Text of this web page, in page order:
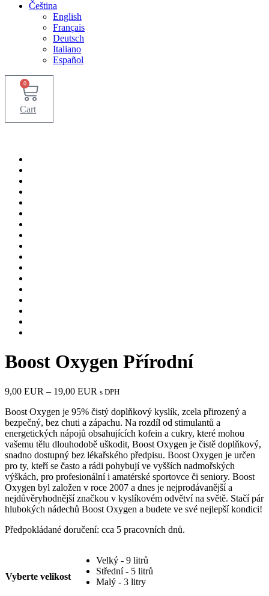
Čeština
English
Français
Deutsch
Italiano
Español
0
Cart
Boost Oxygen Přírodní
9,00 EUR – 19,00 EUR Rozpětí
9,00 EUR
až
19,00 EUR
s DPH
Boost Oxygen je 95% čistý doplňkový kyslík, zcela přirozený a
bezpečný, bez chuti a zápachu. Na rozdíl od stimulantů a
energetických nápojů obsahujících kofein a cukry, které mohou
vašemu tělu dlouhodobě uškodit, Boost Oxygen je čistě doplňkový,
snadno dostupný bez lékařského předpisu. Boost Oxygen je určen
pro ty, kteří se často a rádi pohybují ve vyšších nadmořských
výškách, pro profesionální i amatérské sportovce či seniory. Boost
Oxygen byl založen v roce 2007 a dnes je nejprodávanější a
nejdůvěryhodnější značkou v kyslíkovém odvětví na světě. Stačí pár
hlubokých nádechů Boost Oxygen a budete ve své nejlepší kondici!
Předpokládané doručení: cca 5 pracovních dnů.
Vyberte velikost
Velký - 9 litrů
Střední - 5 litrů
Malý - 3 litry